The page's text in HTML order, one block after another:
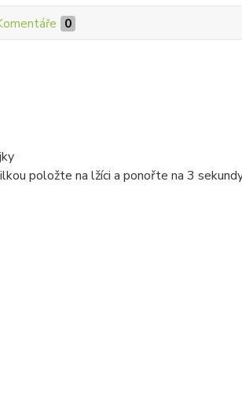
0
položte na lžíci a ponořte na 3